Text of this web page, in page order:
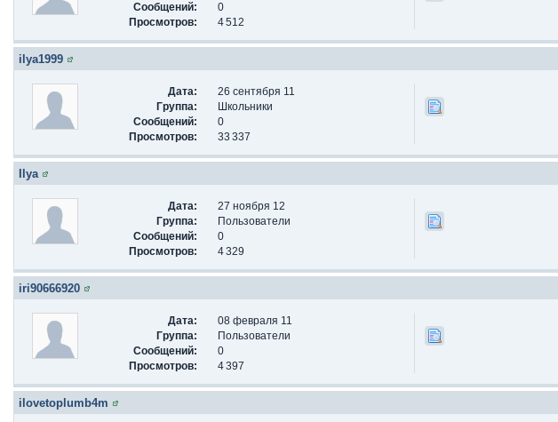
Сообщений:
0
Просмотров:
4 512
ilya1999
Дата:
26 сентября 11
Группа:
Школьники
Сообщений:
0
Просмотров:
33 337
Ilya
Дата:
27 ноября 12
Группа:
Пользователи
Сообщений:
0
Просмотров:
4 329
iri90666920
Дата:
08 февраля 11
Группа:
Пользователи
Сообщений:
0
Просмотров:
4 397
ilovetoplumb4m